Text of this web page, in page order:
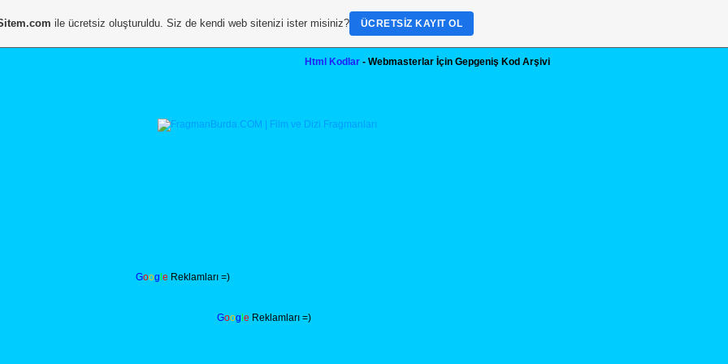
Html Kodlar - Webmasterlar İçin Gepgeniş Kod Arşivi
Goog e Reklamları =)
Goog e Reklamları =)
ile ücretsiz oluşturuldu. Siz de kendi web sitenizi ister misiniz? ÜCRETSIZ KAYIT OL